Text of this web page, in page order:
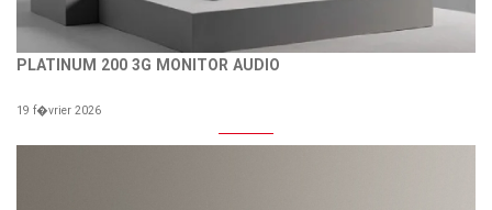
PLATINUM 200 3G MONITOR AUDIO
19 f�vrier 2026